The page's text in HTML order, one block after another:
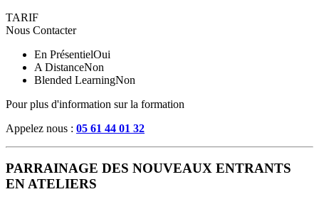
TARIF
Nous Contacter
En PrésentielOui
A DistanceNon
Blended LearningNon
Pour plus d'information sur la formation
Appelez nous : 05 61 44 01 32
PARRAINAGE DES NOUVEAUX ENTRANTS
EN ATELIERS